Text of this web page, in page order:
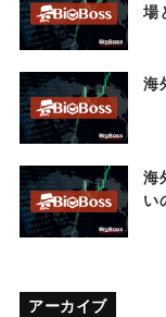
場
海
海
い
アーカイブ